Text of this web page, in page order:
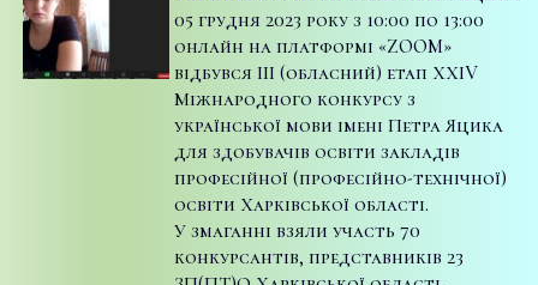
05 грудня 2023 року з 10:00 по 13:00
онлайн на платформі «ZOOM»
відбувся ІІІ (обласний) етап ХХІV
Міжнародного конкурсу з
української мови імені Петра Яцика
для здобувачів освіти закладів
професійної (професійно-технічної)
освіти Харківської області.
У змаганні взяли участь 70
конкурсантів, представників 23